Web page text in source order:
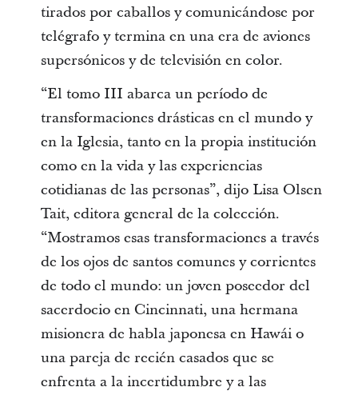
tirados por caballos y comunicándose por
telégrafo y termina en una era de aviones
supersónicos y de televisión en color.
“El tomo III abarca un período de
transformaciones drásticas en el mundo y
en la Iglesia, tanto en la propia institución
como en la vida y las experiencias
cotidianas de las personas”, dijo Lisa Olsen
Tait, editora general de la colección.
“Mostramos esas transformaciones a través
de los ojos de santos comunes y corrientes
de todo el mundo: un joven poseedor del
sacerdocio en Cincinnati, una hermana
misionera de habla japonesa en Hawái o
una pareja de recién casados que se
enfrenta a la incertidumbre y a las